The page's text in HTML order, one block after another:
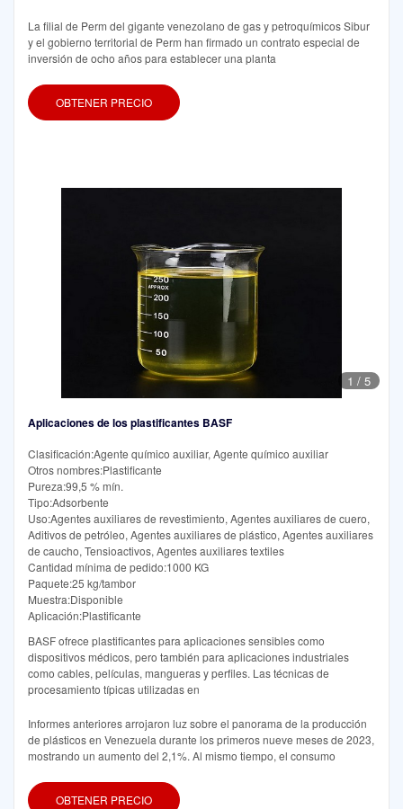
La filial de Perm del gigante venezolano de gas y petroquímicos Sibur
y el gobierno territorial de Perm han firmado un contrato especial de
inversión de ocho años para establecer una planta
OBTENER PRECIO
1 / 5
Aplicaciones de los plastificantes BASF
Clasificación:Agente químico auxiliar, Agente químico auxiliar
Otros nombres:Plastificante
Pureza:99,5 % mín.
Tipo:Adsorbente
Uso:Agentes auxiliares de revestimiento, Agentes auxiliares de cuero,
Aditivos de petróleo, Agentes auxiliares de plástico, Agentes auxiliares
de caucho, Tensioactivos, Agentes auxiliares textiles
Cantidad mínima de pedido:1000 KG
Paquete:25 kg/tambor
Muestra:Disponible
Aplicación:Plastificante
BASF ofrece plastificantes para aplicaciones sensibles como
dispositivos médicos, pero también para aplicaciones industriales
como cables, películas, mangueras y perfiles. Las técnicas de
procesamiento típicas utilizadas en
Informes anteriores arrojaron luz sobre el panorama de la producción
de plásticos en Venezuela durante los primeros nueve meses de 2023,
mostrando un aumento del 2,1%. Al mismo tiempo, el consumo
OBTENER PRECIO